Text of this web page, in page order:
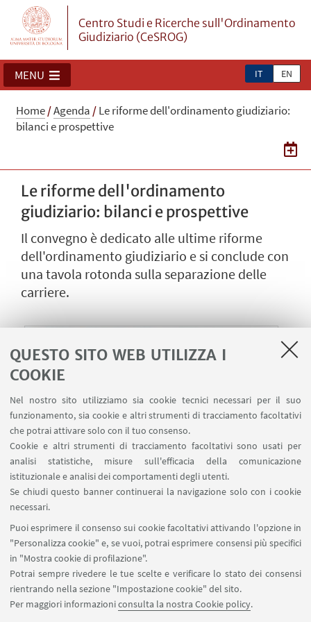
QUESTO SITO WEB UTILIZZA I
COOKIE
Nel nostro sito utilizziamo sia cookie tecnici necessari per il suo
funzionamento, sia cookie e altri strumenti di tracciamento facoltativi
che potrai attivare solo con il tuo consenso.
Cookie e altri strumenti di tracciamento facoltativi sono usati per
analisi statistiche, misure sull'efficacia della comunicazione
istituzionale e analisi dei comportamenti degli utenti.
Se chiudi questo banner continuerai la navigazione solo con i cookie
necessari.
Puoi esprimere il consenso sui cookie facoltativi attivando l'opzione in
"Personalizza cookie" e, se vuoi, potrai esprimere consensi più specifici
in "Mostra cookie di profilazione".
Potrai sempre rivedere le tue scelte e verificare lo stato dei consensi
rientrando nella sezione "Impostazione cookie" del sito.
Per maggiori informazioniconsulta la nostra Cookie policy.
Centro Studi e Ricerche sull'Ordinamento
Giudiziario (CeSROG)
IT EN
MENU
Home/Agenda /Le riforme dell'ordinamento giudiziario:
bilanci e prospettive
Le riforme dell'ordinamento
giudiziario: bilanci e prospettive
Il convegno è dedicato alle ultime riforme
dell'ordinamento giudiziario e si conclude con
una tavola rotonda sulla separazione delle
carriere.
LUOGO: Università degli Studi di Milano
IN EVIDENZA